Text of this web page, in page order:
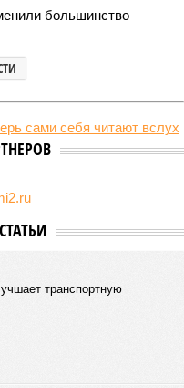
pxhere.com)
Петербурга по
и их детей зачислено
превышает
часть из них получила
необходимые
года назад, заменив
льготу для детей-
по упрощенной